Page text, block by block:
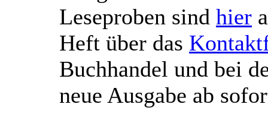
Leseproben sind hier
Heft über das
Buchhandel und bei
neue Ausgabe ab